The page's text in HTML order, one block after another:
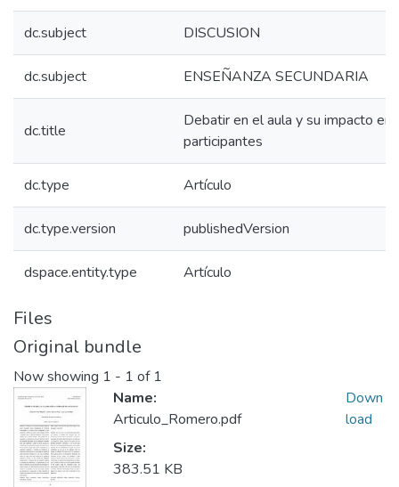
dc.subject DISCUSION
dc.subject ENSEÑANZA SECUNDARIA
dc.title
Debatir en el aula y su impacto
participantes
dc.type Artículo
dc.type.version publishedVersion
dspace.entity.type Artículo
Files
Original bundle
Now showing 1 - 1 of 1
Name:
Articulo_Romero.pdf
Size:
383.51 KB
Down
load